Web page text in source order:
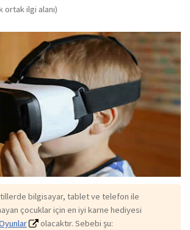
ortak ilgi alanı)
bilgisayar, tablet ve telefon ile
çocuklar için en iyi karne hediyesi
olacaktır. Sebebi şu: